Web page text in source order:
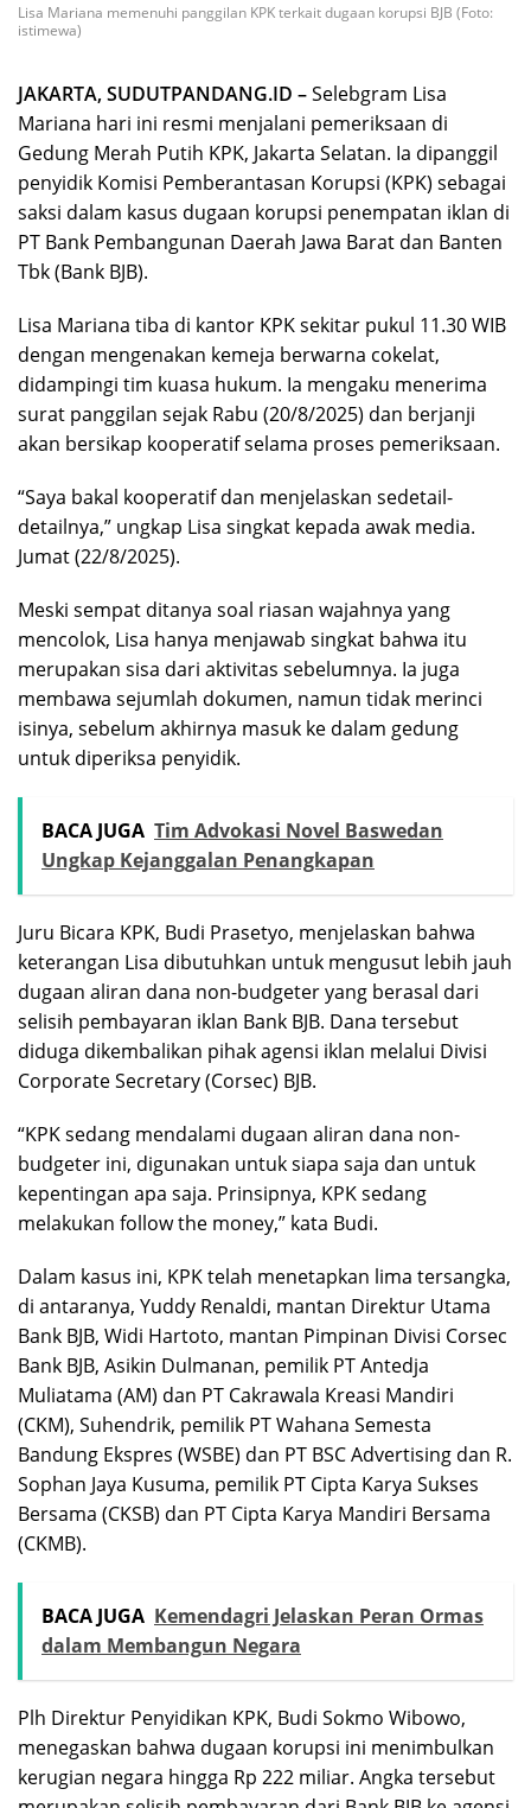
Lisa Mariana memenuhi panggilan KPK terkait dugaan korupsi BJB (Foto:
istimewa)
JAKARTA, SUDUTPANDANG.ID –Selebgram Lisa
Mariana hari ini resmi menjalani pemeriksaan di
Gedung Merah Putih KPK, Jakarta Selatan. Ia dipanggil
penyidik Komisi Pemberantasan Korupsi (KPK) sebagai
saksi dalam kasus dugaan korupsi penempatan iklan di
PT Bank Pembangunan Daerah Jawa Barat dan Banten
Tbk (Bank BJB).
Lisa Mariana tiba di kantor KPK sekitar pukul 11.30 WIB
dengan mengenakan kemeja berwarna cokelat,
didampingi tim kuasa hukum. Ia mengaku menerima
surat panggilan sejak Rabu (20/8/2025) dan berjanji
akan bersikap kooperatif selama proses pemeriksaan.
“Saya bakal kooperatif dan menjelaskan sedetail-
detailnya,” ungkap Lisa singkat kepada awak media.
Jumat (22/8/2025).
Meski sempat ditanya soal riasan wajahnya yang
mencolok, Lisa hanya menjawab singkat bahwa itu
merupakan sisa dari aktivitas sebelumnya. Ia juga
membawa sejumlah dokumen, namun tidak merinci
isinya, sebelum akhirnya masuk ke dalam gedung
untuk diperiksa penyidik.
BACA JUGA Tim Advokasi Novel Baswedan
Ungkap Kejanggalan Penangkapan
Juru Bicara KPK, Budi Prasetyo, menjelaskan bahwa
keterangan Lisa dibutuhkan untuk mengusut lebih jauh
dugaan aliran dana non-budgeter yang berasal dari
selisih pembayaran iklan Bank BJB. Dana tersebut
diduga dikembalikan pihak agensi iklan melalui Divisi
Corporate Secretary (Corsec) BJB.
“KPK sedang mendalami dugaan aliran dana non-
budgeter ini, digunakan untuk siapa saja dan untuk
kepentingan apa saja. Prinsipnya, KPK sedang
melakukan follow the money,” kata Budi.
Dalam kasus ini, KPK telah menetapkan lima tersangka,
di antaranya, Yuddy Renaldi, mantan Direktur Utama
Bank BJB, Widi Hartoto, mantan Pimpinan Divisi Corsec
Bank BJB, Asikin Dulmanan, pemilik PT Antedja
Muliatama (AM) dan PT Cakrawala Kreasi Mandiri
(CKM), Suhendrik, pemilik PT Wahana Semesta
Bandung Ekspres (WSBE) dan PT BSC Advertising dan R.
Sophan Jaya Kusuma, pemilik PT Cipta Karya Sukses
Bersama (CKSB) dan PT Cipta Karya Mandiri Bersama
(CKMB).
BACA JUGA Kemendagri Jelaskan Peran Ormas
dalam Membangun Negara
Plh Direktur Penyidikan KPK, Budi Sokmo Wibowo,
menegaskan bahwa dugaan korupsi ini menimbulkan
kerugian negara hingga Rp 222 miliar. Angka tersebut